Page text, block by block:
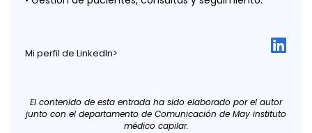
Mi perfil de LinkedIn>
El contenido de esta entrada ha sido elaborado por el autor
junto con el departamento de Comunicación de May instituto
médico capilar.